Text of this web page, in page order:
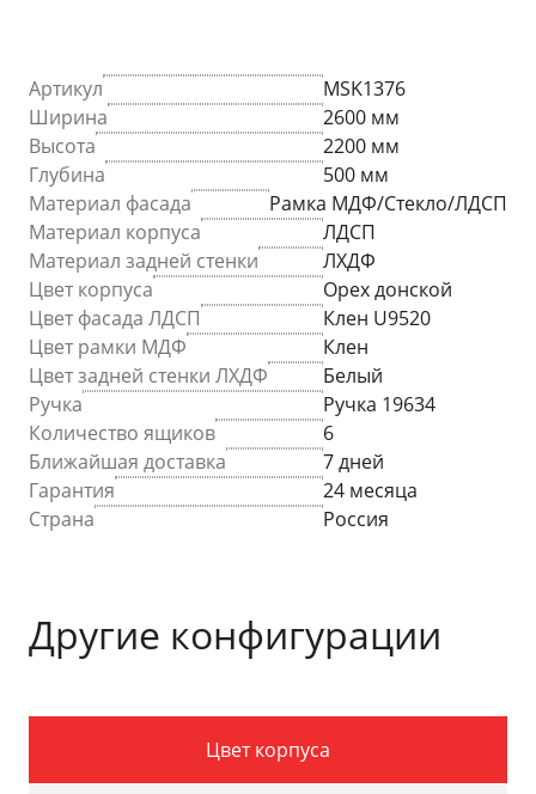
Артикул
MSK1376
Ширина
2600 мм
Высота
2200 мм
Глубина
500 мм
Материал фасада
Рамка МДФ/Стекло/ЛДСП
Материал корпуса
ЛДСП
Материал задней стенки
ЛХДФ
Цвет корпуса
Орех донской
Цвет фасада ЛДСП
Клен U9520
Цвет рамки МДФ
Клен
Цвет задней стенки ЛХДФ
Белый
Ручка
Ручка 19634
Количество ящиков
6
Ближайшая доставка
7 дней
Гарантия
24 месяца
Страна
Россия
Другие конфигурации
Цвет корпуса